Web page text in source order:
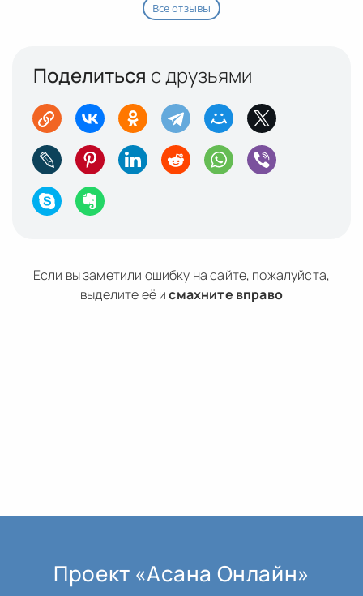
Все отзывы
Поделиться с друзьями
Если вы заметили ошибку на сайте, пожалуйста,
выделите её исмахните вправо
Проект «Асана Онлайн»